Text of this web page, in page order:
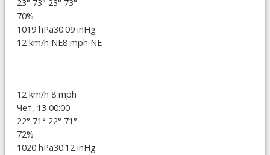
23° 73° 23° 73°
70%
1019 hPa30.09 inHg
12 km/h NE8 mph NE
12 km/h 8 mph
Чет, 13 00:00
22° 71° 22° 71°
72%
1020 hPa30.12 inHg